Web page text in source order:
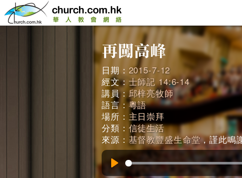
日期： 2015-7-12
經文： 士師記 14:6-14
講員：邱梓亮牧師
語言：粵語
場所： 主日崇拜
分類： 信徒生活
來源： 基督教豐盛生命堂，謹此鳴